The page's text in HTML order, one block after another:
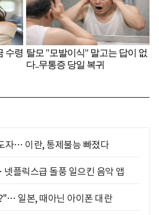
자… 이란, 통제불능 빠졌다
플릭스급 돌풍 일으킨 음악 앱
일본, 때아닌 아이폰 대란